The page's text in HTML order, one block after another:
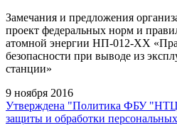
Замечания и предложения
проект федеральных норм и
атомной энергии НП-012-ХХ
безопасности при выводе из
станции»
9 ноября 2016
Утверждена "Политика ФБУ
защиты и обработки